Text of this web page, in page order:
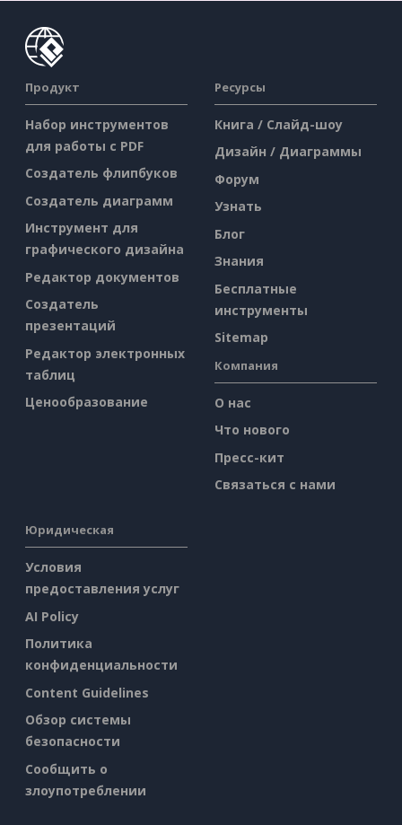
Продукт
Набор инструментов
для работы с PDF
Создатель флипбуков
Создатель диаграмм
Инструмент для
графического дизайна
Редактор документов
Создатель
презентаций
Редактор электронных
таблиц
Ценообразование
Ресурсы
Книга / Слайд-шоу
Дизайн / Диаграммы
Форум
Узнать
Блог
Знания
Бесплатные
инструменты
Sitemap
Компания
О нас
Что нового
Пресс-кит
Связаться с нами
Юридическая
Условия
предоставления услуг
AI Policy
Политика
конфиденциальности
Content Guidelines
Обзор системы
безопасности
Сообщить о
злоупотреблении